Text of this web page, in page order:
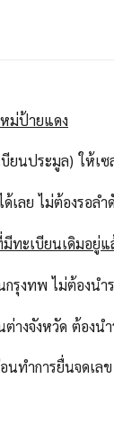
ม่ป้ายแดง
ยนประมูล) ให้เ
เลย ไม่ต้องรอล
ทะเบียนเดิมอยู่แ
รุงทพ ไม่ต้องนำ
างจังหวัด ต้องน
นทำการยื่นจดเลข